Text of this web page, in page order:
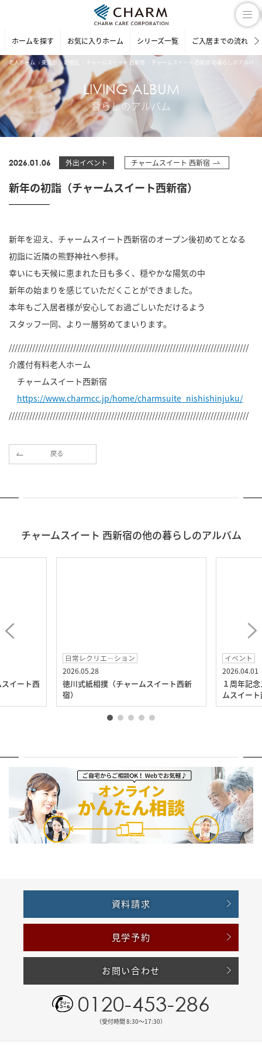
ホームを探す お気に入りホーム シリーズ一覧 ご入居までの流れ
老人ホーム 東京都 新宿区 チャームスイート 西新宿 チャームスイート 西新宿 の暮らしのアルバム
LIVING ALBUM
暮らしのアルバム
2026.01.06 外出イベント チャームスイート 西新宿
新年の初詣（チャームスイート西新宿）
新年を迎え、チャームスイート西新宿のオープン後初めてとなる
初詣に近隣の熊野神社へ参拝。
幸いにも天候に恵まれた日も多く、穏やかな陽気の中
新年の始まりを感じていただくことができました。
本年もご入居者様が安心してお過ごしいただけるよう
スタッフ一同、より一層努めてまいります。
//////////////////////////////////////////////////////////////////////////////////
介護付有料老人ホーム
チャームスイート西新宿
https://www.charmcc.jp/home/charmsuite_nishishinjuku/
//////////////////////////////////////////////////////////////////////////////////
戻る
チャームスイート 西新宿の他の暮らしのアルバム
イート西
日常レクリエ―ション
2026.05.28
徳川式紙相撲（チャームスイート西新
宿）
イベント
2026.04.01
１周年記
ムスイー
資料請求
見学予約
お問い合わせ
0120-453-286
（受付時間 8:30〜17:30）